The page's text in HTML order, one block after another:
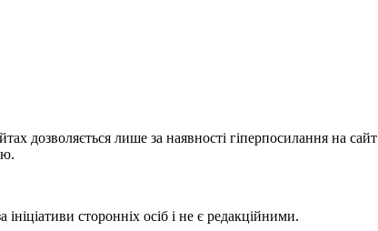
дозволяється лише за наявності гіперпосилання на сайт
сторонніх осіб і не є редакційними.